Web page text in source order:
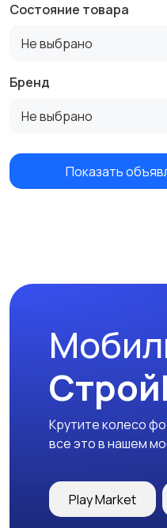
Состояние товара
Не выбрано
Бренд
Не выбрано
Показать
Крутите колесо
все это в нашем
Play Market